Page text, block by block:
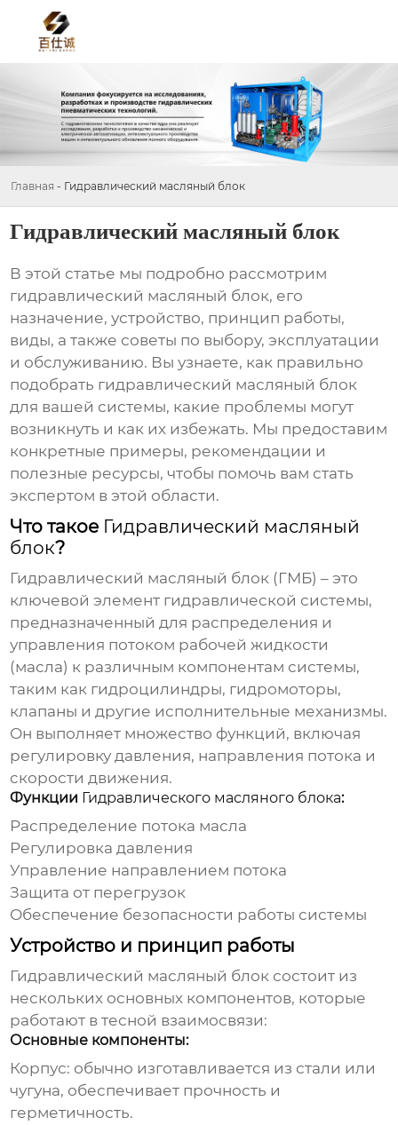
Главная - Гидравлический масляный блок
Гидравлический масляный блок
В этой статье мы подробно рассмотрим
гидравлический масляный блок, его
назначение, устройство, принцип работы,
виды, а также советы по выбору, эксплуатации
и обслуживанию. Вы узнаете, как правильно
подобрать гидравлический масляный блок
для вашей системы, какие проблемы могут
возникнуть и как их избежать. Мы предоставим
конкретные примеры, рекомендации и
полезные ресурсы, чтобы помочь вам стать
экспертом в этой области.
Что такое Гидравлический масляный
блок?
Гидравлический масляный блок (ГМБ) – это
ключевой элемент гидравлической системы,
предназначенный для распределения и
управления потоком рабочей жидкости
(масла) к различным компонентам системы,
таким как гидроцилиндры, гидромоторы,
клапаны и другие исполнительные механизмы.
Он выполняет множество функций, включая
регулировку давления, направления потока и
скорости движения.
Функции Гидравлического масляного блока:
Распределение потока масла
Регулировка давления
Управление направлением потока
Защита от перегрузок
Обеспечение безопасности работы системы
Устройство и принцип работы
Гидравлический масляный блок состоит из
нескольких основных компонентов, которые
работают в тесной взаимосвязи:
Основные компоненты:
Корпус: обычно изготавливается из стали или
чугуна, обеспечивает прочность и
герметичность.